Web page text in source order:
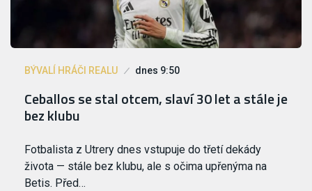
BÝVALÍ HRÁČI REALU dnes 9:50
Ceballos se stal otcem, slaví 30 let a stále je
bez klubu
Fotbalista z Utrery dnes vstupuje do třetí dekády
života — stále bez klubu, ale s očima upřenýma na
Betis. Před…